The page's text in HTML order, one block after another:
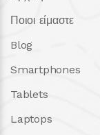
Ποιοι είμαστε
Blog
Smartphones
Tablets
Laptops